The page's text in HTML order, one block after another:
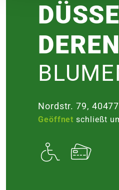
Nordstr. 79,
Geöffnetschließt